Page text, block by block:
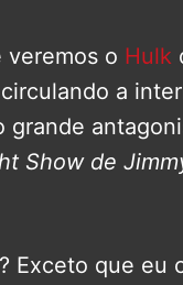
veremos o Hulk
a
grande
Show de
Exceto que eu